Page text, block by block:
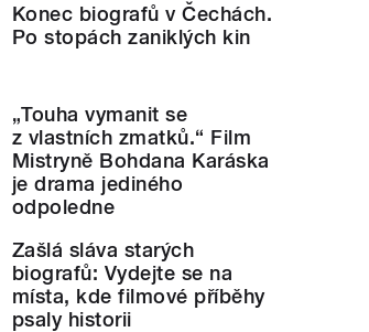
Konec biografů v Čechách.
Po stopách zaniklých kin
„Touha vymanit se
z vlastních zmatků.“ Film
Mistryně Bohdana Karáska
je drama jediného
odpoledne
Zašlá sláva starých
biografů: Vydejte se na
místa, kde filmové příběhy
psaly historii